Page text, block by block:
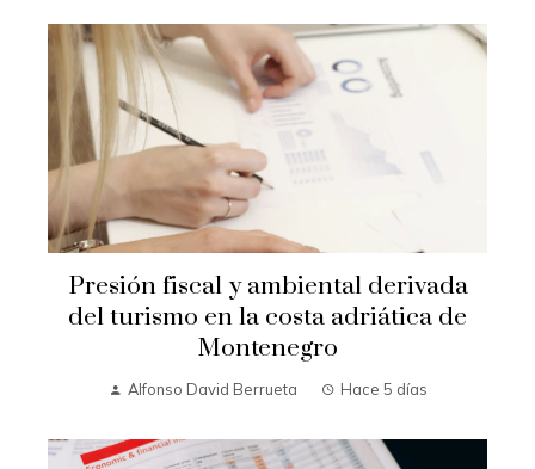
Presión fiscal y ambiental derivada
del turismo en la costa adriática de
Montenegro
Alfonso David Berrueta Hace 5 días